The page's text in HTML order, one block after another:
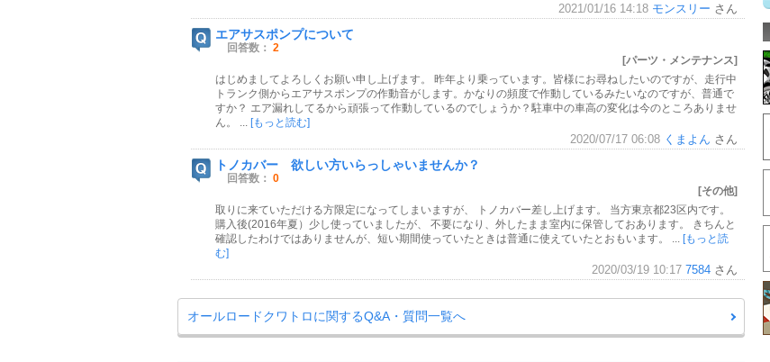
2021/01/16 14:18 モンスリー さん
エアサスポンプについて
回答数： 2
[パーツ・メンテナンス]
はじめましてよろしくお願い申し上げます。 昨年より乗っています。皆様にお尋ねしたいのですが、走行中
トランク側からエアサスポンプの作動音がします。かなりの頻度で作動しているみたいなのですが、普通で
すか？ エア漏れしてるから頑張って作動しているのでしょうか？駐車中の車高の変化は今のところありませ
ん。 ... [もっと読む]
2020/07/17 06:08 くまよん さん
トノカバー 欲しい方いらっしゃいませんか？
回答数： 0
[その他]
取りに来ていただける方限定になってしまいますが、 トノカバー差し上げます。 当方東京都23区内です。
購入後(2016年夏）少し使っていましたが、 不要になり、外したまま室内に保管しておあります。 きちんと
確認したわけではありませんが、短い期間使っていたときは普通に使えていたとおもいます。 ... [もっと読
む]
2020/03/19 10:17 7584 さん
オールロードクワトロに関するQ&A・質問一覧へ